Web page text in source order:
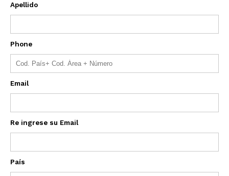
Apellido
Phone
Email
Re ingrese su Email
País